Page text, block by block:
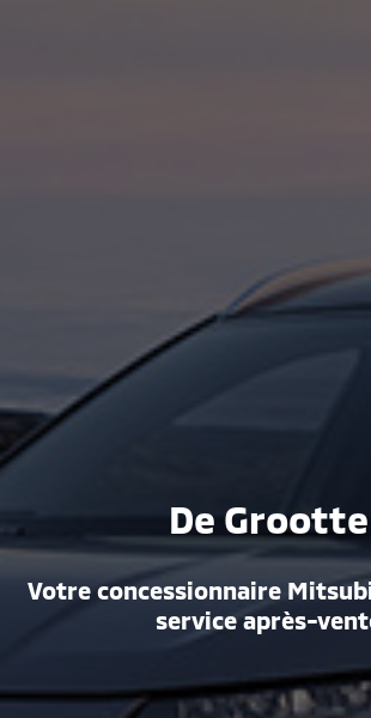
De Grootte
Votre concessionnaire
service après-